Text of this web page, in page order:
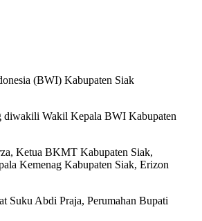
(BWI) Kabupaten Siak
diwakili Wakil Kepala BWI Kabupaten
Ketua BKMT Kabupaten Siak,
Kemenag Kabupaten Siak, Erizon
Suku Abdi Praja, Perumahan Bupati